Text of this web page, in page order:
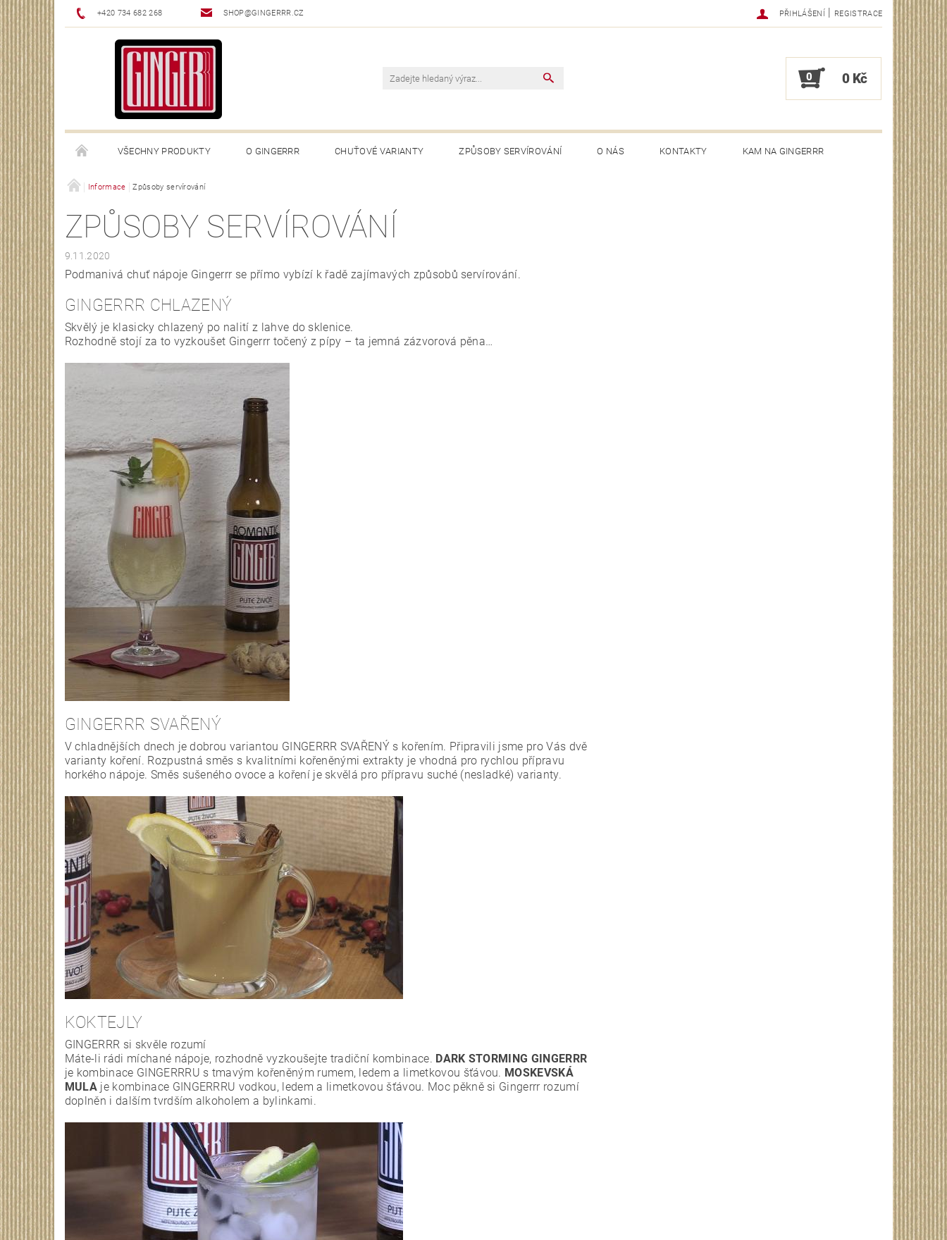
+420 734 682 268 SHOP@GINGERRR.CZ PŘIHLÁŠENÍ | REGISTRACE
0 0 Kč
VŠECHNY PRODUKTY O GINGERRR CHUŤOVÉ VARIANTY ZPŮSOBY SERVÍROVÁNÍ O NÁS KONTAKTY KAM NA GINGERRR
GINGERRR.CZ
Informace Způsoby servírování
ZPŮSOBY SERVÍROVÁNÍ
9.11.2020
Podmanivá chuť nápoje Gingerrr se přímo vybízí k řadě zajímavých způsobů servírování.
GINGERRR CHLAZENÝ
Skvělý je klasicky chlazený po nalití z lahve do sklenice.
Rozhodně stojí za to vyzkoušet Gingerrr točený z pípy – ta jemná zázvorová pěna…
GINGERRR SVAŘENÝ
V chladnějších dnech je dobrou variantou GINGERRR SVAŘENÝ s kořením. Připravili jsme pro Vás dvě
varianty koření. Rozpustná směs s kvalitními kořeněnými extrakty je vhodná pro rychlou přípravu
horkého nápoje. Směs sušeného ovoce a koření je skvělá pro přípravu suché (nesladké) varianty.
KOKTEJLY
GINGERRR si skvěle rozumí
Máte-li rádi míchané nápoje, rozhodně vyzkoušejte tradiční kombinace. DARK STORMING GINGERRR
je kombinace GINGERRRU s tmavým kořeněným rumem, ledem a limetkovou šťávou. MOSKEVSKÁ
MULA je kombinace GINGERRRU vodkou, ledem a limetkovou šťávou. Moc pěkně si Gingerrr rozumí
doplněn i dalším tvrdším alkoholem a bylinkami.